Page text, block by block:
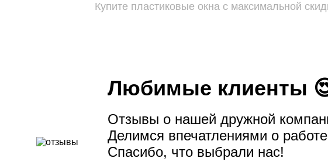
Купите пластиковые окна с максимальной
Любимые клиенты
Отзывы о нашей дружной
Делимся впечатлениями о
Спасибо, что выбрали нас!